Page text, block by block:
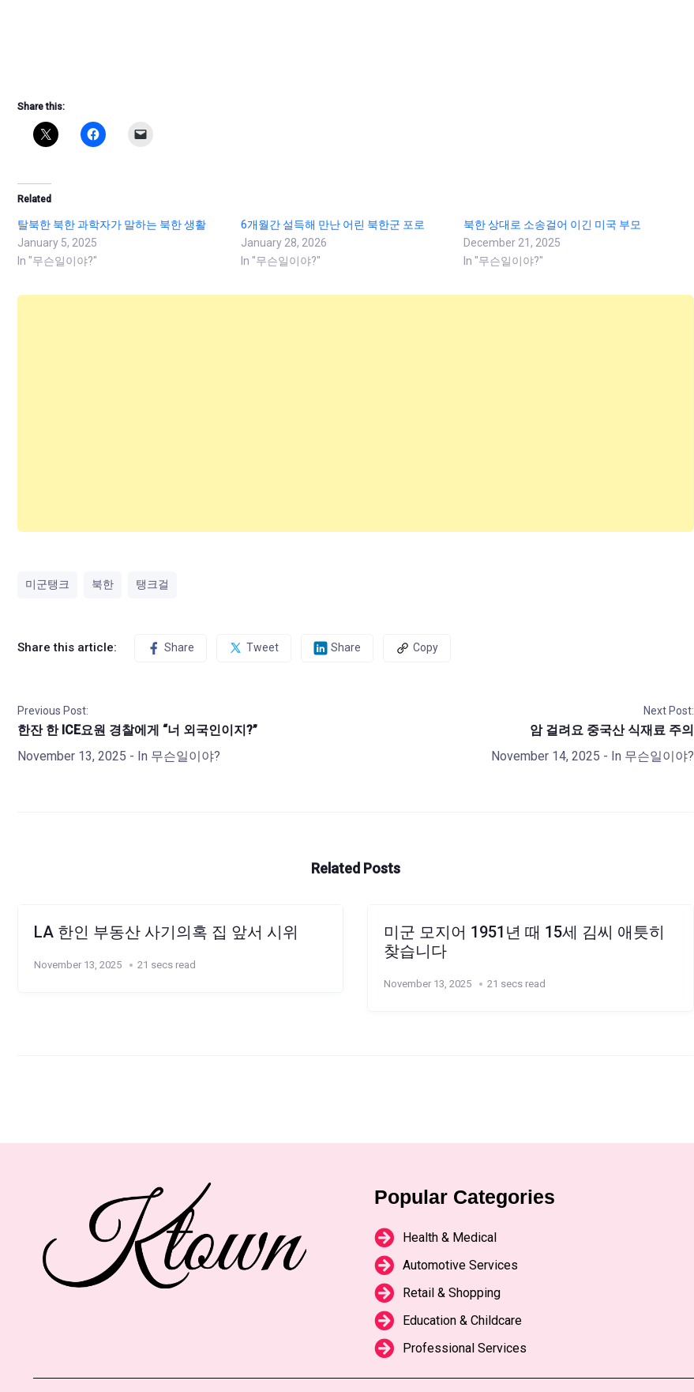
Share this:
Related
탈북한 북한 과학자가 말하는 북한 생활
January 5, 2025
In "무슨일이야?"
6개월간 설득해 만난 어린 북한군 포로
January 28, 2026
In "무슨일이야?"
북한 상대로 소송걸어 이긴 미국 부모
December 21, 2025
In "무슨일이야?"
미군탱크 북한 탱크걸
Share this article: Share Tweet Share Copy
Previous Post:
한잔 한 ICE요원 경찰에게 “너 외국인이지?”
November 13, 2025 - In 무슨일이야?
Next Post:
암 걸려요 중국산 식재료 주의
November 14, 2025 - In 무슨일이야?
Related Posts
LA 한인 부동산 사기의혹 집 앞서 시위
November 13, 2025 21 secs read
미군 모지어 1951년 때 15세 김씨 애틋히
찾습니다
November 13, 2025 21 secs read
Popular Categories
Health & Medical
Automotive Services
Retail & Shopping
Education & Childcare
Professional Services